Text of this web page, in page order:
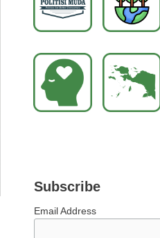
Subscribe
Email Address